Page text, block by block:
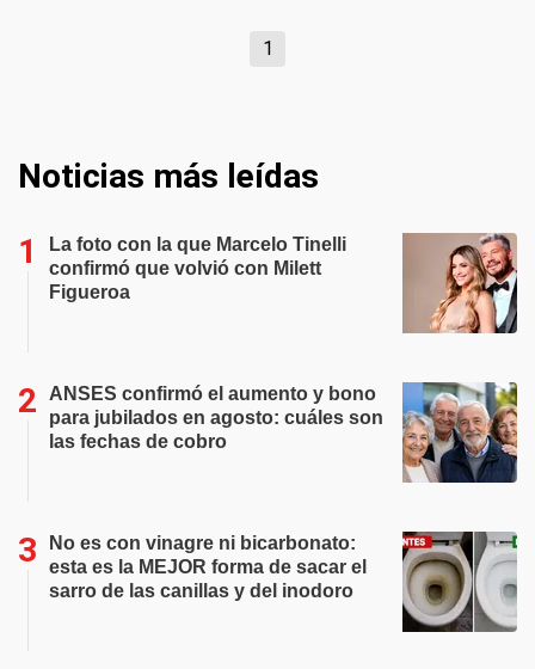
1
Noticias más leídas
La foto con la que Marcelo Tinelli
confirmó que volvió con Milett
Figueroa
ANSES confirmó el aumento y bono
para jubilados en agosto: cuáles son
las fechas de cobro
No es con vinagre ni bicarbonato:
esta es la MEJOR forma de sacar el
sarro de las canillas y del inodoro